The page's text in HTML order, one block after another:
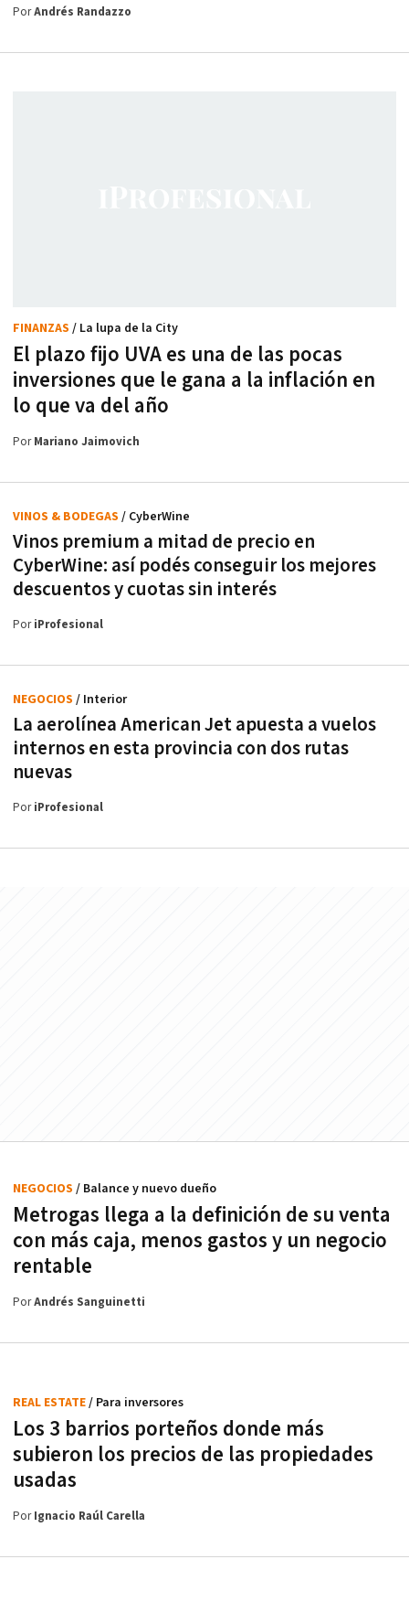
PorAndrés Randazzo
El plazo fijo UVA es una de las pocas
inversiones que le gana a la inflación en
lo que va del año
FINANZAS / La lupa de la City
PorMariano Jaimovich
Vinos premium a mitad de precio en
CyberWine: así podés conseguir los mejores
descuentos y cuotas sin interés
VINOS & BODEGAS / CyberWine
PoriProfesional
La aerolínea American Jet apuesta a vuelos
internos en esta provincia con dos rutas
nuevas
NEGOCIOS / Interior
PoriProfesional
Metrogas llega a la definición de su venta
con más caja, menos gastos y un negocio
rentable
NEGOCIOS / Balance y nuevo dueño
PorAndrés Sanguinetti
Los 3 barrios porteños donde más
subieron los precios de las propiedades
usadas
REAL ESTATE/ Para inversores
PorIgnacio Raúl Carella